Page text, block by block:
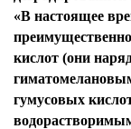
«В настоящее
кислот (они
гумусовых